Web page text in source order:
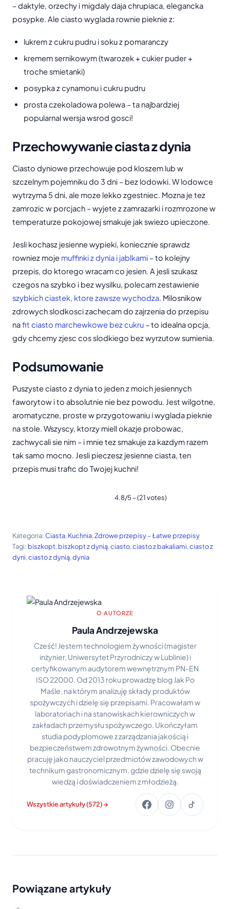
– daktyle, orzechy i migdaly daja chrupiaca, elegancka
posypke. Ale ciasto wyglada rownie pieknie z:
lukrem z cukru pudru i soku z pomaranczy
kremem sernikowym (twarozek + cukier puder +
troche smietanki)
posypka z cynamonu i cukru pudru
prosta czekoladowa polewa – ta najbardziej
popularnal wersja wsrod gosci!
Przechowywanie ciasta z dynia
Ciasto dyniowe przechowuje pod kloszem lub w
szczelnym pojemniku do 3 dni – bez lodowki. W lodowce
wytrzyma 5 dni, ale moze lekko zgestniec. Mozna je tez
zamrozic w porcjach – wyjete z zamrazarki i rozmrozone w
temperaturze pokojowej smakuje jak swiezo upieczone.
Jesli kochasz jesienne wypieki, koniecznie sprawdz
rowniez moje muffinki z dynia i jablkami – to kolejny
przepis, do ktorego wracam co jesien. A jesli szukasz
czegos na szybko i bez wysilku, polecam zestawienie
szybkich ciastek, ktore zawsze wychodza. Milosnikow
zdrowych slodkosci zachecam do zajrzenia do przepisu
nafit ciasto marchewkowe bez cukru – to idealna opcja,
gdy chcemy zjesc cos slodkiego bez wyrzutow sumienia.
Podsumowanie
Puszyste ciasto z dynia to jeden z moich jesiennych
faworytow i to absolutnie nie bez powodu. Jest wilgotne,
aromatyczne, proste w przygotowaniu i wyglada pieknie
na stole. Wszyscy, ktorzy miell okazje probowac,
zachwycali sie nim – i mnie tez smakuje za kazdym razem
tak samo mocno. Jesli pieczesz jesienne ciasta, ten
przepis musi trafic do Twojej kuchni!
4.8/5 – (21 votes)
Kategoria:Ciasta, Kuchnia, Zdrowe przepisy – Łatwe przepisy
Tagi: biszkopt, biszkopt z dynią, ciasto, ciasto z bakaliami, ciasto z
dyni, ciasto z dynią, dynia
O AUTORZE
Paula Andrzejewska
Cześć! Jestem technologiem żywności (magister
inżynier, Uniwersytet Przyrodniczy w Lublinie) i
certyfikowanym audytorem wewnętrznym PN-EN
ISO 22000. Od 2013 roku prowadzę blog Jak Po
Maśle, na którym analizuję składy produktów
spożywczych i dzielę się przepisami. Pracowałam w
laboratoriach i na stanowiskach kierowniczych w
zakładach przemysłu spożywczego. Ukończyłam
studia podyplomowe z zarządzania jakością i
bezpieczeństwem zdrowotnym żywności. Obecnie
pracuję jako nauczyciel przedmiotów zawodowych w
technikum gastronomicznym, gdzie dzielę się swoją
wiedzą i doświadczeniem z młodzieżą.
Wszystkie artykuły (572) →
Powiązane artykuły